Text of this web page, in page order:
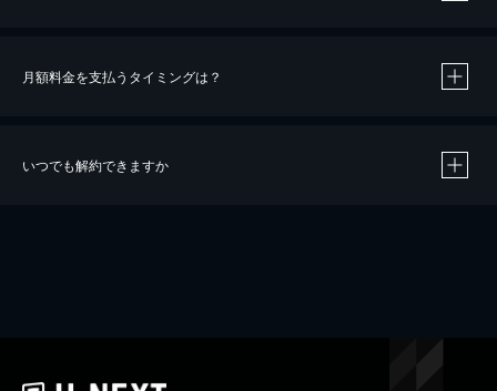
※40％ポイント還元の対象は、クレジットカード決済による作品の購入 / レンタルです。
iOSアプリのUコイン決済による作品の購入 / レンタルは、20％のポイント還元です。
月額料金を支払うタイミングは？
いつでも解約できますか